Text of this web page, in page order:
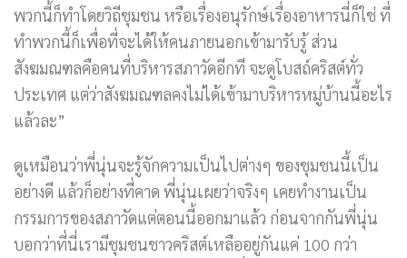
พวกนี้ก็ทำโดยวิถีชุมชน หรือเรื่องอนุรักษ์เรื่องอาหารนี่ก็ใช่ ที่
ทำพวกนี้ก็เพื่อที่จะได้ให้คนภายนอกเข้ามารับรู้ ส่วน
สังฆมณฑลคือคนที่บริหารสภาวัดอีกที จะดูโบสถ์คริสต์ทั่ว
ประเทศ แต่ว่าสังฆมณฑลคงไม่ได้เข้ามาบริหารหมู่บ้านนี้อะไร
แล้วละ”
ดูเหมือนว่าพี่นุ่นจะรู้จักความเป็นไปต่างๆ ของชุมชนนี้เป็น
อย่างดี แล้วก็อย่างที่คาด พี่นุ่นเผยว่าจริงๆ เคยทำงานเป็น
กรรมการของสภาวัดแต่ตอนนี้ออกมาแล้ว ก่อนจากกันพี่นุ่น
บอกว่าที่นี่เรามีชุมชนชาวคริสต์เหลืออยู่กันแค่ 100 กว่า